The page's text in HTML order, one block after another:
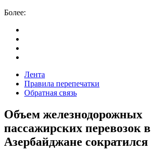
Более:
Лента
Правила перепечатки
Обратная связь
Объем железнодорожных
пассажирских перевозок в
Азербайджане сократился